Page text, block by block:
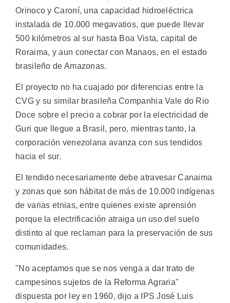
Orinoco y Caroní, una capacidad hidroeléctrica
instalada de 10.000 megavatios, que puede llevar
500 kilómetros al sur hasta Boa Vista, capital de
Roraima, y aun conectar con Manaos, en el estado
brasileño de Amazonas.
El proyecto no ha cuajado por diferencias entre la
CVG y su similar brasileña Companhia Vale do Rio
Doce sobre el precio a cobrar por la electricidad de
Guri que llegue a Brasil, pero, mientras tanto, la
corporación venezolana avanza con sus tendidos
hacia el sur.
El tendido necesariamente debe atravesar Canaima
y zonas que son hábitat de más de 10.000 indígenas
de varias etnias, entre quienes existe aprensión
porque la electrificación atraiga un uso del suelo
distinto al que reclaman para la preservación de sus
comunidades.
"No aceptamos que se nos venga a dar trato de
campesinos sujetos de la Reforma Agraria"
dispuesta por ley en 1960, dijo a IPS José Luis